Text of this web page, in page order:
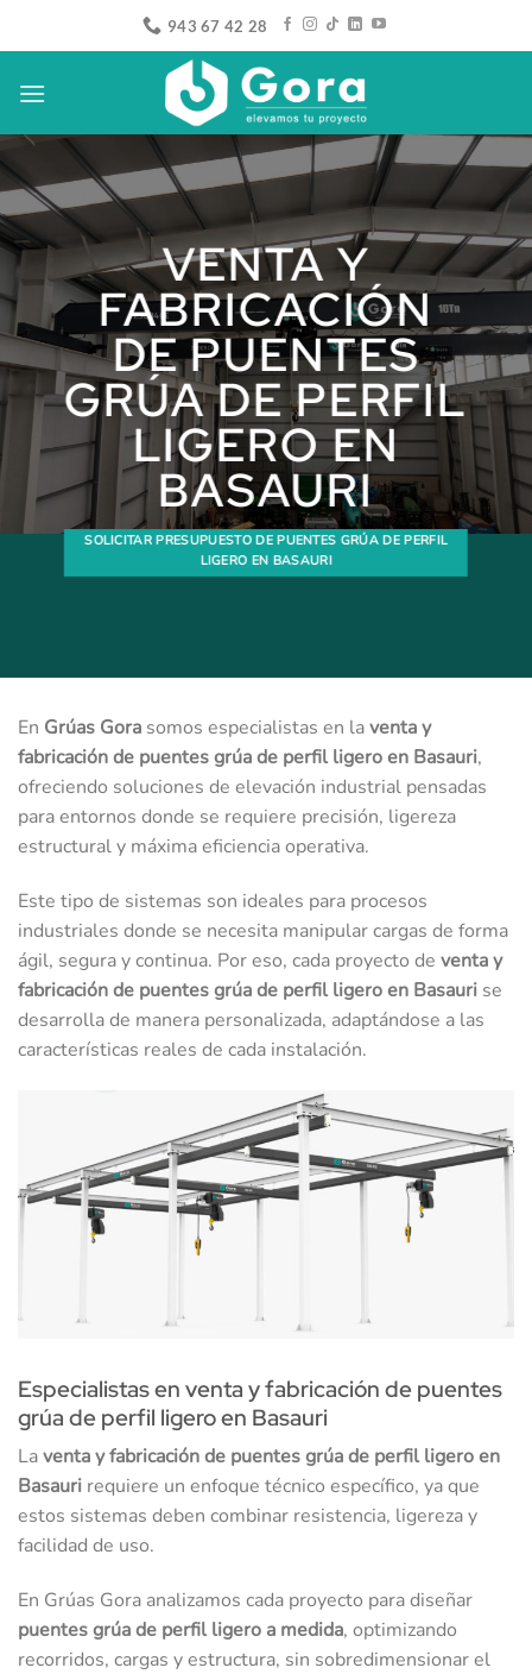
943 67 42 28
VENTA Y
FABRICACIÓN
DE PUENTES
GRÚA DE PERFIL
LIGERO EN
BASAURI
SOLICITAR PRESUPUESTO DE PUENTES GRÚA DE PERFIL
LIGERO EN BASAURI
En Grúas Gora somos especialistas en laventa y
fabricación de puentes grúa de perfil ligero en Basauri,
ofreciendo soluciones de elevación industrial pensadas
para entornos donde se requiere precisión, ligereza
estructural y máxima eficiencia operativa.
Este tipo de sistemas son ideales para procesos
industriales donde se necesita manipular cargas de forma
ágil, segura y continua. Por eso, cada proyecto de venta y
fabricación de puentes grúa de perfil ligero en Basauri se
desarrolla de manera personalizada, adaptándose a las
características reales de cada instalación.
Especialistas en venta y fabricación de puentes
grúa de perfil ligero en Basauri
Laventa y fabricación de puentes grúa de perfil ligero en
Basauri requiere un enfoque técnico específico, ya que
estos sistemas deben combinar resistencia, ligereza y
facilidad de uso.
En Grúas Gora analizamos cada proyecto para diseñar
puentes grúa de perfil ligero a medida, optimizando
recorridos, cargas y estructura, sin sobredimensionar el